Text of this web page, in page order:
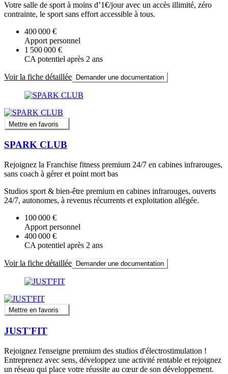
Votre salle de sport à moins d’1€/jour avec un accès illimité, zéro
contrainte, le sport sans effort accessible à tous.
400 000 €
Apport personnel
1 500 000 €
CA potentiel après 2 ans
Voir la fiche détaillée Demander une documentation
Mettre en favoris
SPARK CLUB
Rejoignez la Franchise fitness premium 24/7 en cabines infrarouges,
sans coach à gérer et point mort bas
Studios sport & bien-être premium en cabines infrarouges, ouverts
24/7, autonomes, à revenus récurrents et exploitation allégée.
100 000 €
Apport personnel
400 000 €
CA potentiel après 2 ans
Voir la fiche détaillée Demander une documentation
Mettre en favoris
JUST'FIT
Rejoignez l'enseigne premium des studios d'électrostimulation !
Entreprenez avec sens, développez une activité rentable et rejoignez
un réseau qui place votre réussite au cœur de son développement.